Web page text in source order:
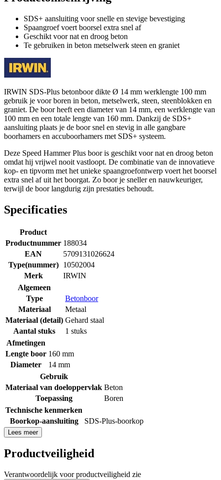
SDS+ aansluiting voor snelle en stevige bevestiging
Spaangroef voert boorsel extra snel af
Geschikt voor nat en droog beton
Te gebruiken in beton metselwerk steen en graniet
IRWIN SDS-Plus betonboor dikte Ø 14 mm werklengte 100 mm
gebruik je voor boren in beton, metselwerk, steen, steenblokken en
graniet. De boor heeft een diameter van 14 mm, een werklengte van
100 mm en een totale lengte van 160 mm. Dankzij de SDS+
aansluiting plaats je de boor snel en stevig in alle gangbare
boorhamers en accuboorhamers met SDS+ systeem.
Deze Speed Hammer Plus boor is geschikt voor nat en droog beton
omdat hij vrijwel nooit vastloopt. De combinatie van de innovatieve
kop- en tipvorm met het unieke spaangroefontwerp voert het boorsel
extra snel af uit het boorgat. Zo boor je sneller en nauwkeuriger,
terwijl de boor langdurig zijn prestaties behoudt.
Specificaties
Product
Productnummer 188034
EAN
5709131026624
Type(nummer)
10502004
Merk
IRWIN
Algemeen
Type
Betonboor
Materiaal
Metaal
Materiaal (detail) Gehard staal
Aantal stuks
1 stuks
Afmetingen
Lengte boor 160 mm
Diameter
14 mm
Gebruik
Materiaal van doeloppervlak Beton
Toepassing
Boren
Technische kenmerken
Boorkop-aansluiting
SDS-Plus-boorkop
Lees meer
Productveiligheid
Verantwoordelijk voor productveiligheid zie